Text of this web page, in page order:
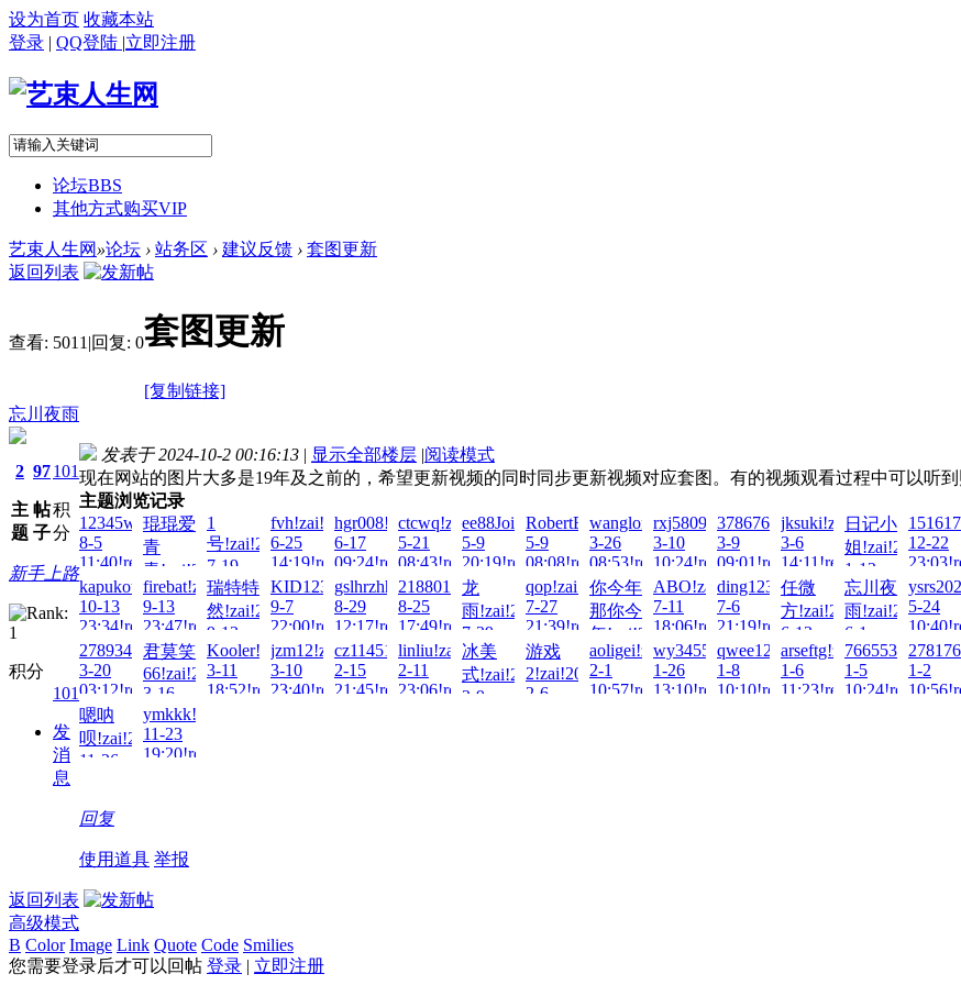
设为首页 收藏本站
登录 | QQ登陆 |立即注册
论坛BBS
其他方式购买VIP
艺束人生网 »论坛 › 站务区 › 建议反馈 › 套图更新
返回列表
查看: 5011 |回复: 0套图更新
[复制链接]
忘川夜雨
2
主
题
97
帖
子
101
积
分
新手上路
积分
101
发
消
息
发表于 2024-10-2 00:16:13 | 显示全部楼层 |阅读模式
现在网站的图片大多是19年及之前的，希望更新视频的同时同步更新视频对应套图。有的视频观看过程中可以听
主题浏览记录
12345wto!zai!2026-
8-5
11:40!read!
琨琨爱
青
青!zai!2026-
8-3
05:25!read!
1
号!zai!2026-
7-19
13:21!read!
fvh!zai!2026-
6-25
14:19!read!
hgr008!zai!2026-
6-17
09:24!read!
ctcwq!zai!2026-
5-21
08:43!read!
ee88Joila!zai!2026-
5-9
20:19!read!
RobertEsode!zai!2026-
5-9
08:08!read!
wanglong2025!zai!2026-
3-26
08:53!read!
rxj5809!zai!2026-
3-10
10:24!read!
378676539!zai!2026-
3-9
09:01!read!
jksuki!zai!2026-
3-6
14:11!read!
日记小
姐!zai!2026-
1-12
04:08!read!
12-22
kapukota!zai!2025-
10-13
23:34!read!
firebat!zai!2025-
9-13
23:47!read!
瑞特特
然!zai!2025-
9-13
11:11!read!
KID123!zai!2025-
9-7
22:00!read!
gslhrzhhhh!zai!2025-
8-29
12:17!read!
2188015032!zai!2025-
8-25
17:49!read!
龙
雨!zai!2025-
7-29
11:50!read!
qop!zai!2025-
7-27
21:39!read!
你今年
那你今
年!zai!2025-
7-15
14:58!read!
ABO!zai!2025-
7-11
18:06!read!
ding123ding!zai!2025-
7-6
21:19!read!
任微
方!zai!2025-
6-13
22:41!read!
忘川夜
雨!zai!2025-
6-1
08:45!read!
5-24
2789344423!zai!2025-
3-20
03:12!read!
君莫笑
66!zai!2025-
3-16
00:41!read!
Kooler!zai!2025-
3-11
18:52!read!
jzm12!zai!2025-
3-10
23:40!read!
cz114514!zai!2025-
2-15
21:45!read!
linliu!zai!2025-
2-11
23:06!read!
冰美
式!zai!2025-
2-9
游戏
2!zai!2025-
2-6
aoligei!zai!2025-
2-1
10:57!read!
wy345581105!zai!2025-
1-26
13:10!read!
qwee123456789!zai!2025-
1-8
10:10!read!
arseftg!zai!2025-
1-6
11:23!read!
1-5
10:24!read!
1-2
嗯呐
呗!zai!2024-
11-26
ymkkk!zai!2024-
11-23
19:20!read!
回复
使用道具 举报
返回列表
高级模式
B Color Image Link Quote Code Smilies
您需要登录后才可以回帖 登录 | 立即注册